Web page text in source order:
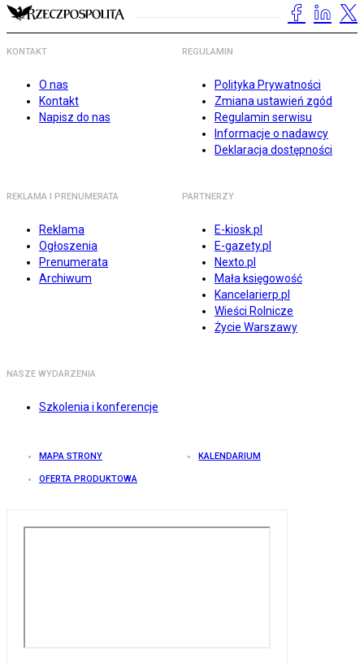
KONTAKT
O nas
Kontakt
Napisz do nas
REGULAMIN
Polityka Prywatności
Zmiana ustawień zgód
Regulamin serwisu
Informacje o nadawcy
Deklaracja dostępności
REKLAMA I PRENUMERATA
Reklama
Ogłoszenia
Prenumerata
Archiwum
PARTNERZY
E-kiosk.pl
E-gazety.pl
Nexto.pl
Mała księgowość
Kancelarierp.pl
Wieści Rolnicze
Życie Warszawy
NASZE WYDARZENIA
Szkolenia i konferencje
MAPA STRONY KALENDARIUM
OFERTA PRODUKTOWA